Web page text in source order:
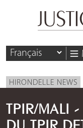
HIRONDELLE NEWS
TPIR/MALI -
DU TPIR